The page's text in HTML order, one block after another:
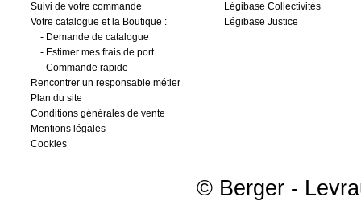
Suivi de votre commande
Votre catalogue et la Boutique :
- Demande de catalogue
- Estimer mes frais de port
- Commande rapide
Rencontrer un responsable métier
Plan du site
Conditions générales de vente
Mentions légales
Cookies
Légibase Collectivités
Légibase Justice
© Berger -